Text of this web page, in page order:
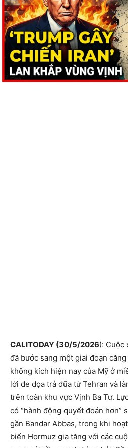
CALITODAY (30/5/2026): Cuộc
đã bước sang một giai đoạn
không kích hiện nay của Mỹ ở
lời đe dọa trả đũa từ Tehran và
trên toàn khu vực Vịnh Ba Tư.
có “hành động quyết đoán hơn”
gần Bandar Abbas, trong khi
biển Hormuz gia tăng với các